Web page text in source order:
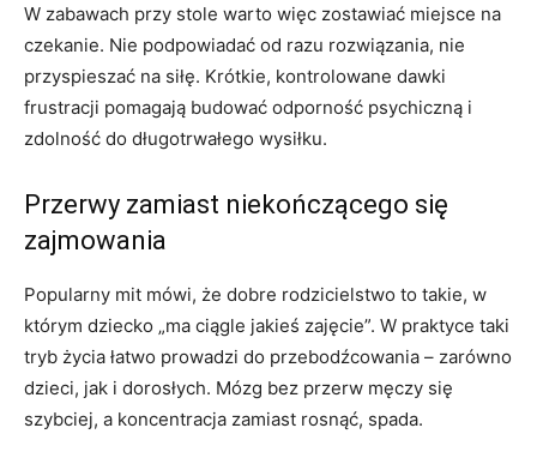
W zabawach przy stole warto więc zostawiać miejsce na
czekanie. Nie podpowiadać od razu rozwiązania, nie
przyspieszać na siłę. Krótkie, kontrolowane dawki
frustracji pomagają budować odporność psychiczną i
zdolność do długotrwałego wysiłku.
Przerwy zamiast niekończącego się
zajmowania
Popularny mit mówi, że dobre rodzicielstwo to takie, w
którym dziecko „ma ciągle jakieś zajęcie”. W praktyce taki
tryb życia łatwo prowadzi do przebodźcowania – zarówno
dzieci, jak i dorosłych. Mózg bez przerw męczy się
szybciej, a koncentracja zamiast rosnąć, spada.